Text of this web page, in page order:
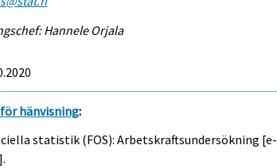
Hannele Orjala
hänvisning:
statistik (FOS): Arbetskraftsundersökning [e-